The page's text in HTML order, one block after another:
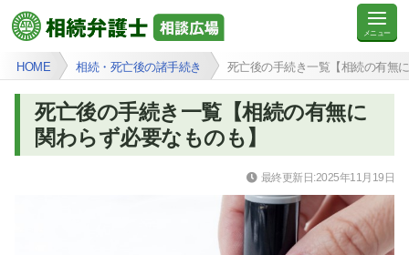
HOME 相続・死亡後の諸手続き 死亡後の手続き一覧【相続の有無
死亡後の手続き一覧【相続の有無に
関わらず必要なものも】
最終更新日:2025年11月19日